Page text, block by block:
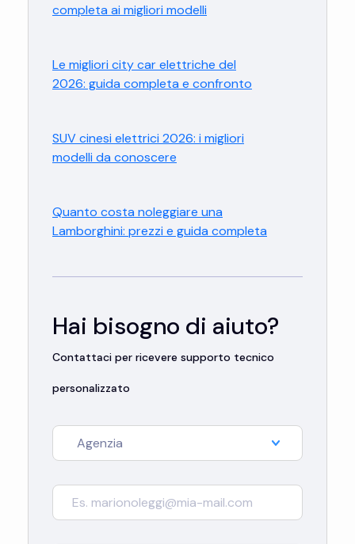
completa ai migliori modelli
Le migliori city car elettriche del
2026: guida completa e confronto
SUV cinesi elettrici 2026: i migliori
modelli da conoscere
Quanto costa noleggiare una
Lamborghini: prezzi e guida completa
Hai bisogno di aiuto?
Contattaci per ricevere supporto tecnico
personalizzato